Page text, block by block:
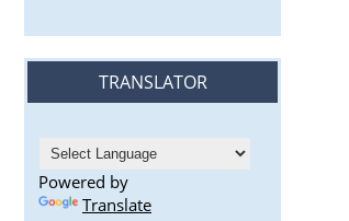
TRANSLATOR
Powered by
Translate